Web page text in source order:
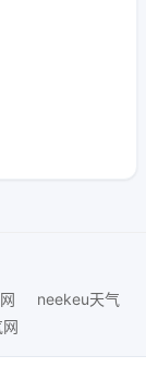
neekeu天气